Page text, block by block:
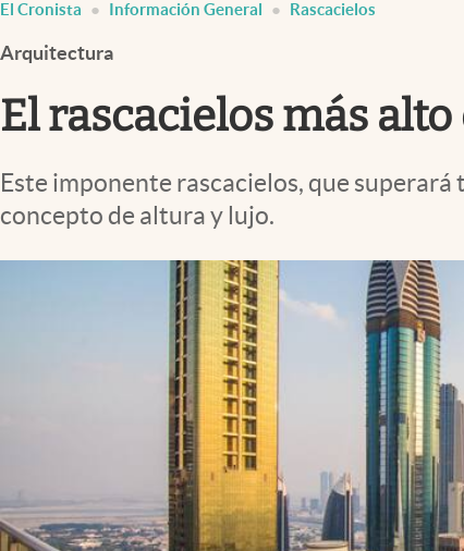
Infotechnology
Clase
Clima
Mundial 2026
Eventos Corporativos
El Cronista Studio
Mediakit
El Cronista Información General Rascacielos
Arquitectura
El rascacielos más
Este imponente rascacielos, que
concepto de altura y lujo.